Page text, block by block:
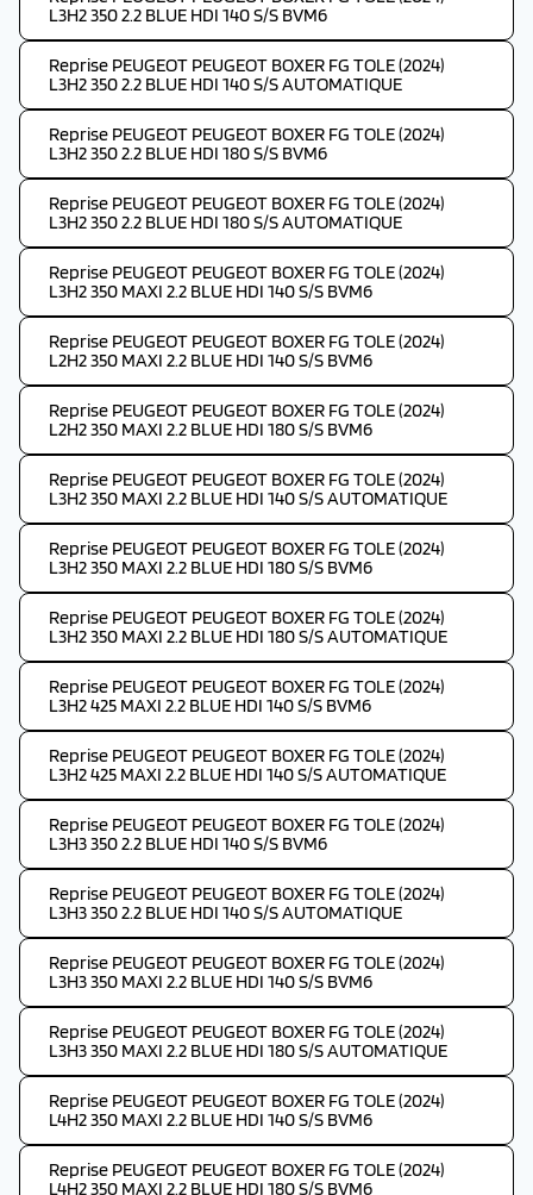
L3H2 350 2.2 BLUE HDI 140 S/S BVM6
Reprise PEUGEOT PEUGEOT BOXER FG TOLE (2024)
L3H2 350 2.2 BLUE HDI 140 S/S AUTOMATIQUE
Reprise PEUGEOT PEUGEOT BOXER FG TOLE (2024)
L3H2 350 2.2 BLUE HDI 180 S/S BVM6
Reprise PEUGEOT PEUGEOT BOXER FG TOLE (2024)
L3H2 350 2.2 BLUE HDI 180 S/S AUTOMATIQUE
Reprise PEUGEOT PEUGEOT BOXER FG TOLE (2024)
L3H2 350 MAXI 2.2 BLUE HDI 140 S/S BVM6
Reprise PEUGEOT PEUGEOT BOXER FG TOLE (2024)
L2H2 350 MAXI 2.2 BLUE HDI 140 S/S BVM6
Reprise PEUGEOT PEUGEOT BOXER FG TOLE (2024)
L2H2 350 MAXI 2.2 BLUE HDI 180 S/S BVM6
Reprise PEUGEOT PEUGEOT BOXER FG TOLE (2024)
L3H2 350 MAXI 2.2 BLUE HDI 140 S/S AUTOMATIQUE
Reprise PEUGEOT PEUGEOT BOXER FG TOLE (2024)
L3H2 350 MAXI 2.2 BLUE HDI 180 S/S BVM6
Reprise PEUGEOT PEUGEOT BOXER FG TOLE (2024)
L3H2 350 MAXI 2.2 BLUE HDI 180 S/S AUTOMATIQUE
Reprise PEUGEOT PEUGEOT BOXER FG TOLE (2024)
L3H2 425 MAXI 2.2 BLUE HDI 140 S/S BVM6
Reprise PEUGEOT PEUGEOT BOXER FG TOLE (2024)
L3H2 425 MAXI 2.2 BLUE HDI 140 S/S AUTOMATIQUE
Reprise PEUGEOT PEUGEOT BOXER FG TOLE (2024)
L3H3 350 2.2 BLUE HDI 140 S/S BVM6
Reprise PEUGEOT PEUGEOT BOXER FG TOLE (2024)
L3H3 350 2.2 BLUE HDI 140 S/S AUTOMATIQUE
Reprise PEUGEOT PEUGEOT BOXER FG TOLE (2024)
L3H3 350 MAXI 2.2 BLUE HDI 140 S/S BVM6
Reprise PEUGEOT PEUGEOT BOXER FG TOLE (2024)
L3H3 350 MAXI 2.2 BLUE HDI 180 S/S AUTOMATIQUE
Reprise PEUGEOT PEUGEOT BOXER FG TOLE (2024)
L4H2 350 MAXI 2.2 BLUE HDI 140 S/S BVM6
Reprise PEUGEOT PEUGEOT BOXER FG TOLE (2024)
L4H2 350 MAXI 2.2 BLUE HDI 180 S/S BVM6